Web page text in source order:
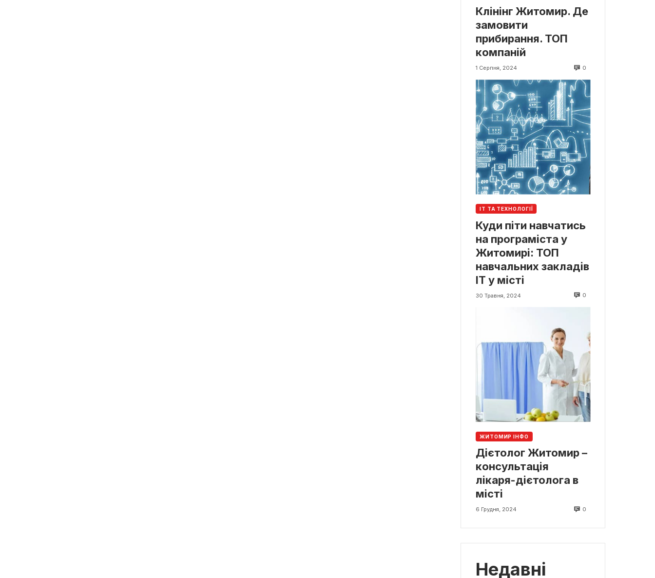
Клінінг Житомир. Де
замовити
прибирання. ТОП
компаній
1 Серпня, 2024 0
ІТ ТА ТЕХНОЛОГІЇ
Куди піти навчатись
на програміста у
Житомирі: ТОП
навчальних закладів
ІТ у місті
30 Травня, 2024 0
ЖИТОМИР ІНФО
Дієтолог Житомир –
консультація
лікаря-дієтолога в
місті
6 Грудня, 2024 0
Недавні